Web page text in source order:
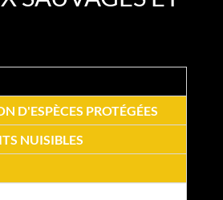
D'ESPÈCES PROTÉGÉES
NUISIBLES